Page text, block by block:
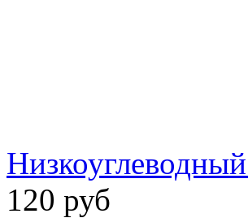
120 руб